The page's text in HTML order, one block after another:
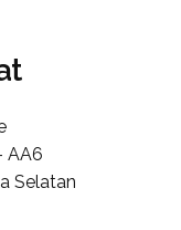
AA6
Selatan